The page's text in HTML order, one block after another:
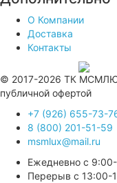
О Компании
Доставка
Контакты
© 2017-2026 ТК
публичной офертой
+7 (926) 655-73-
8 (800) 201-51-59
msmlux@mail.ru
Ежедневно с
Перерыв с 13:00-